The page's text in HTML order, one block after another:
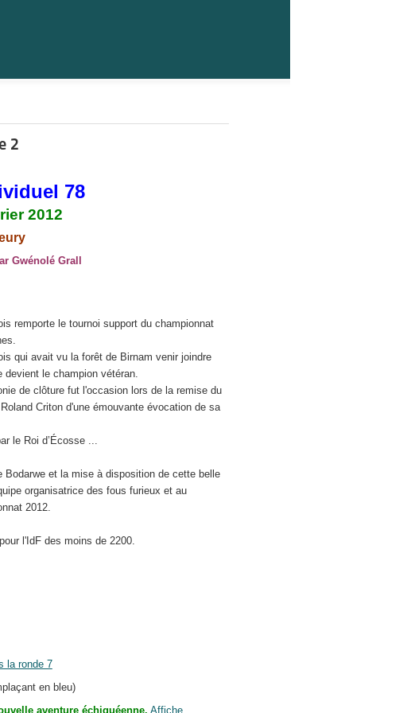
2
78
2012
Gwénolé Grall
remporte le tournoi support du championnat
qui avait vu la forêt de Birnam venir joindre
devient le champion vétéran.
de clôture fut l'occasion lors de la remise du
Criton d'une émouvante évocation de sa
le Roi d’Écosse ...
Bodarwe et la mise à disposition de cette belle
organisatrice des fous furieux et au
2012.
l'IdF des moins de 2200.
la ronde 7
en bleu)
aventure échiquéenne. Affiche